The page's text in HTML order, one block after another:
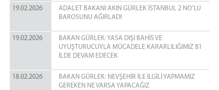
19.02.2026
ADALET BAKANI AKIN GÜRLEK İSTANBUL 2 NO'LU
BAROSUNU AĞIRLADI
19.02.2026
BAKAN GÜRLEK: YASA DIŞI BAHİS VE
UYUŞTURUCUYLA MÜCADELE KARARLILIĞIMIZ 81
İLDE DEVAM EDECEK
18.02.2026
BAKAN GÜRLEK: NEVŞEHİR İLE İLGİLİ YAPMAMIZ
GEREKEN NE VARSA YAPACAĞIZ